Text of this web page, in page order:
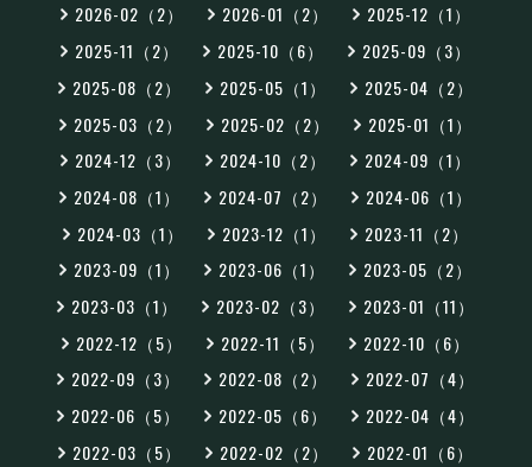
2026-02（2）
2026-01（2）
2025-12（1）
2025-11（2）
2025-10（6）
2025-09（3）
2025-08（2）
2025-05（1）
2025-04（2）
2025-03（2）
2025-02（2）
2025-01（1）
2024-12（3）
2024-10（2）
2024-09（1）
2024-08（1）
2024-07（2）
2024-06（1）
2024-03（1）
2023-12（1）
2023-11（2）
2023-09（1）
2023-06（1）
2023-05（2）
2023-03（1）
2023-02（3）
2023-01（11）
2022-12（5）
2022-11（5）
2022-10（6）
2022-09（3）
2022-08（2）
2022-07（4）
2022-06（5）
2022-05（6）
2022-04（4）
2022-03（5）
2022-02（2）
2022-01（6）